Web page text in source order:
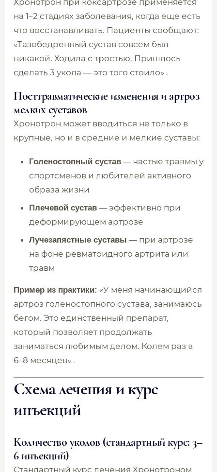
Хронотрон при коксартрозе применяется
на 1–2 стадиях заболевания, когда еще есть
что восстанавливать. Пациенты сообщают:
«Тазобедренный сустав совсем был
никакой. Ходила с тростью. Пришлось
сделать 3 укола — это того стоило» .
Посттравматические изменения и артроз
мелких суставов
Хронотрон может вводиться не только в
крупные, но и в средние и мелкие суставы:
Голеностопный сустав — частые травмы у
спортсменов и любителей активного
образа жизни
Плечевой сустав — эффективно при
деформирующем артрозе
Лучезапястные суставы — при артрозе
на фоне ревматоидного артрита или
травм
Пример из практики: «У меня начинающийся
артроз голеностопного сустава, занимаюсь
бегом. Это единственный препарат,
который позволяет продолжать
заниматься любимым делом. Колем раз в
6–8 месяцев» .
Схема лечения и курс
инъекций
Количество уколов (стандартный курс: 3–
6 инъекций)
Стандартный курс лечения Хронотроном